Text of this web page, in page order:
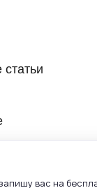
"Бьюти" ИНН